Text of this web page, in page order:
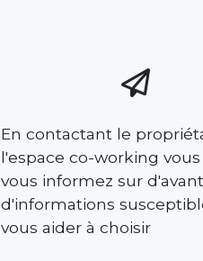
En contactant le
l'espace co-working
vous informez sur
d'informations
vous aider à choisir